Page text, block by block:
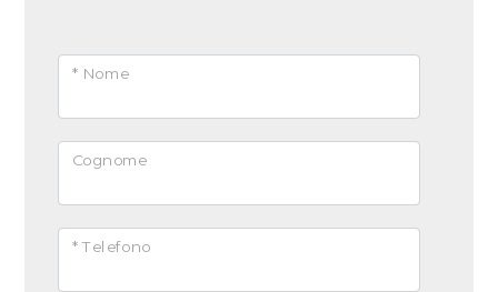
* Nome
Cognome
* Telefono
Ascensore
Arredato
Lusso